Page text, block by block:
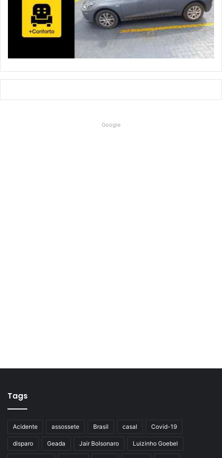
Google
Tags
Acidente assossete Brasil casal Covid-19
disparo Geada Jair Bolsonaro Luizinho Goebel